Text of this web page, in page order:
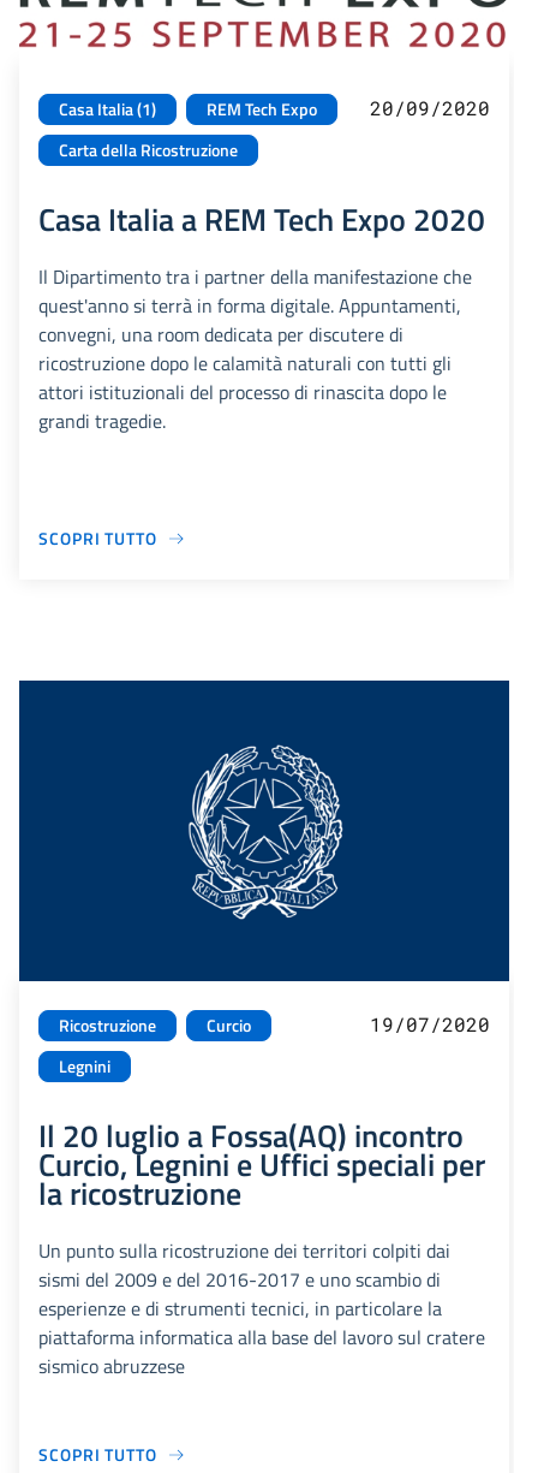
Casa Italia (1)
REM Tech Expo
Carta della Ricostruzione
20/09/2020
Casa Italia a REM Tech Expo 2020
Il Dipartimento tra i partner della manifestazione che
quest'anno si terrà in forma digitale. Appuntamenti,
convegni, una room dedicata per discutere di
ricostruzione dopo le calamità naturali con tutti gli
attori istituzionali del processo di rinascita dopo le
grandi tragedie.
SCOPRI TUTTO
Ricostruzione
Curcio
Legnini
19/07/2020
Il 20 luglio a Fossa(AQ) incontro
Curcio, Legnini e Uffici speciali per
la ricostruzione
Un punto sulla ricostruzione dei territori colpiti dai
sismi del 2009 e del 2016-2017 e uno scambio di
esperienze e di strumenti tecnici, in particolare la
piattaforma informatica alla base del lavoro sul cratere
sismico abruzzese
SCOPRI TUTTO